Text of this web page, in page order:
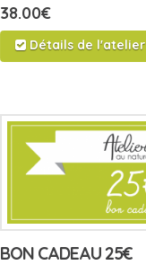
38.00€
Détails de l'atelier
BON CADEAU 25€